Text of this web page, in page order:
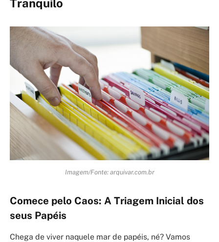
Imagem/Fonte: arquivar.com.br
Comece pelo Caos: A Triagem Inicial dos
seus Papéis
Chega de viver naquele mar de papéis, né? Vamos